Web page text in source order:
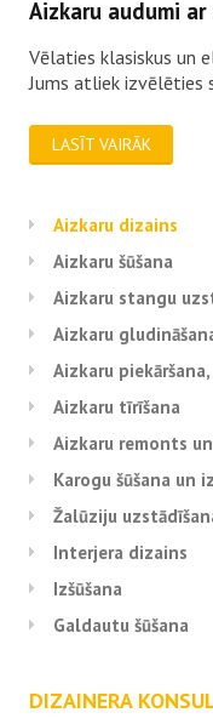
Aizkaru dizains
Aizkaru šūšana
Aizkaru stangu
Aizkaru
Aizkaru
Aizkaru tīrīšana
Aizkaru remonts
Karogu šūšana un
Žalūziju
Interjera dizains
Izšūšana
Galdautu šūšana
DIZAINERA
Aizkaru audumi
Vēlaties klasiskus un
Jums atliek izvēlēties
LASĪT VAIRĀK